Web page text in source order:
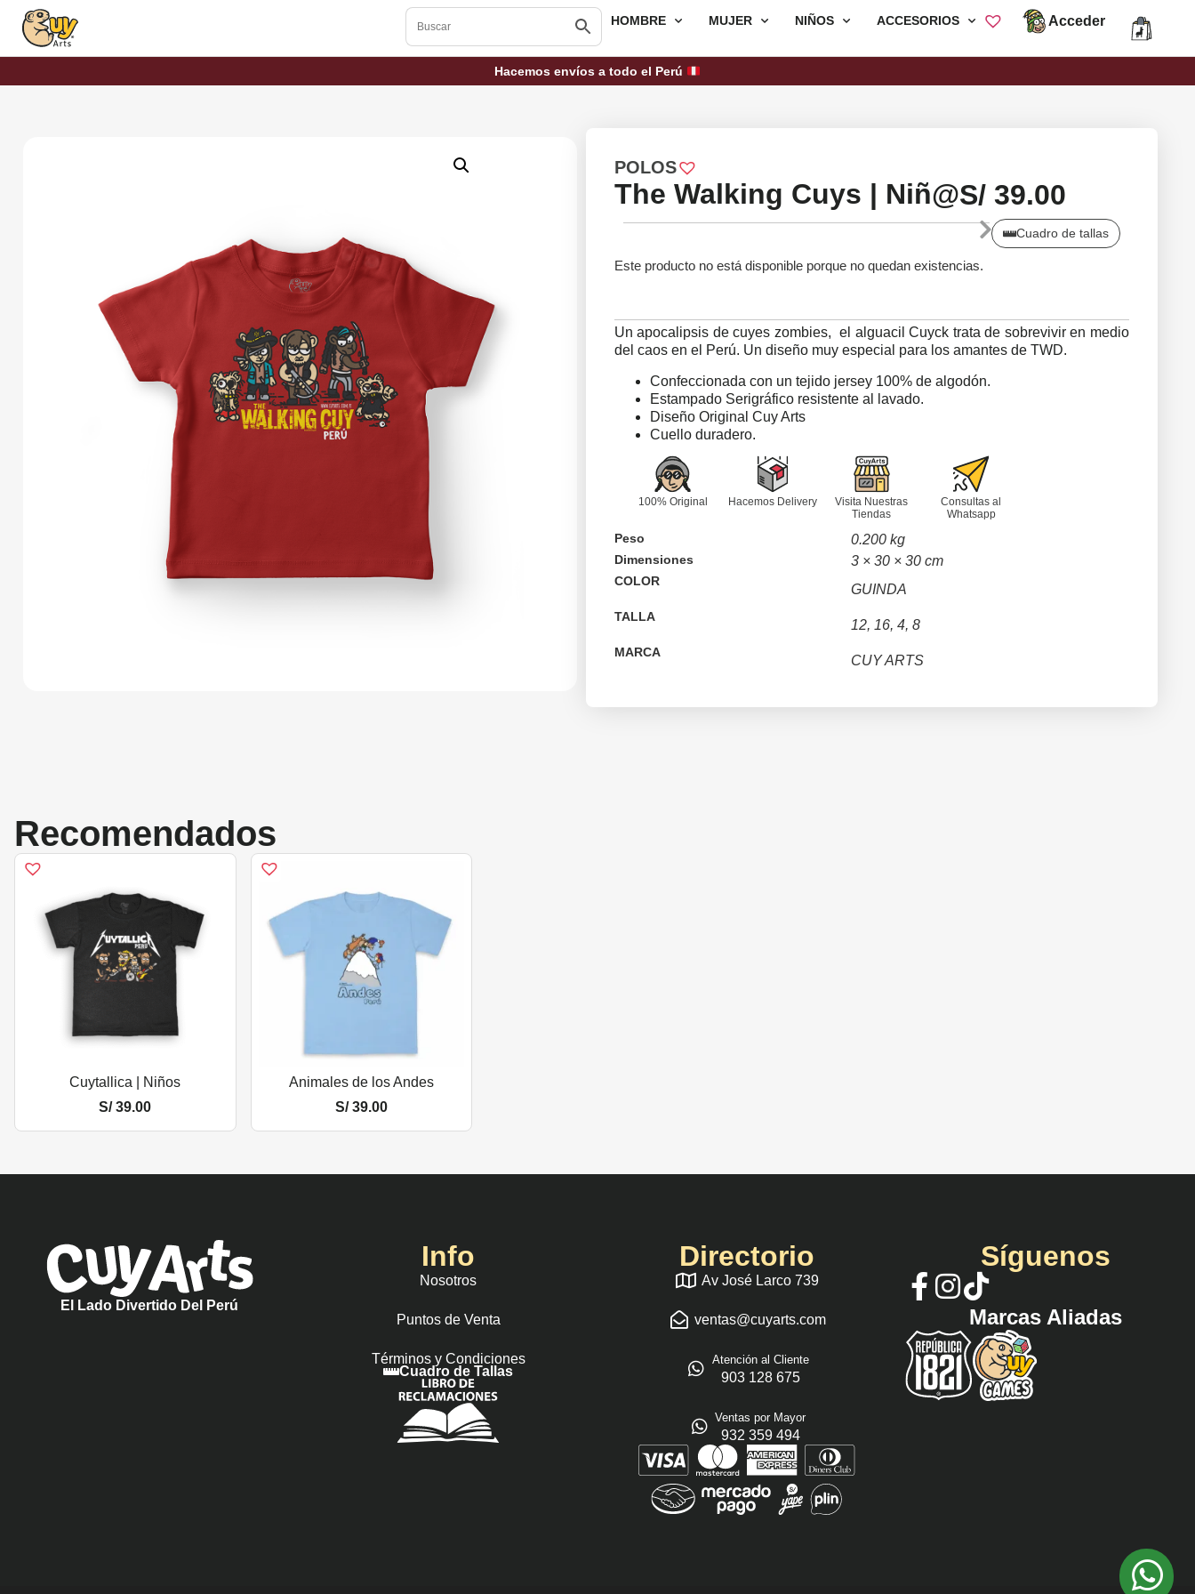
HOMBRE MUJER NIÑOS ACCESORIOS Acceder
Hacemos envíos a todo el Perú
POLOS
The Walking Cuys | Niñ@S/39.00
Cuadro de tallas
Este producto no está disponible porque no quedan existencias.
Un apocalipsis de cuyes zombies, el alguacil Cuyck trata de sobrevivir en medio
del caos en el Perú. Un diseño muy especial para los amantes de TWD.
Confeccionada con un tejido jersey 100% de algodón.
Estampado Serigráfico resistente al lavado.
Diseño Original Cuy Arts
Cuello duradero.
100% Original Hacemos Delivery
Visita Nuestras
Tiendas
Consultas al
Whatsapp
Peso 0.200 kg
Dimensiones 3 × 30 × 30 cm
COLOR
GUINDA
TALLA
12, 16, 4, 8
MARCA
CUY ARTS
Recomendados
Cuytallica | Niños
S/ 39.00
Animales de los Andes
S/39.00
El Lado Divertido Del Perú
Info
Nosotros
Puntos de Venta
Términos y Condiciones
Cuadro de Tallas
Directorio
Av José Larco 739
ventas@cuyarts.com
Atención al Cliente
903 128 675
Ventas por Mayor
932 359 494
Síguenos
Marcas Aliadas